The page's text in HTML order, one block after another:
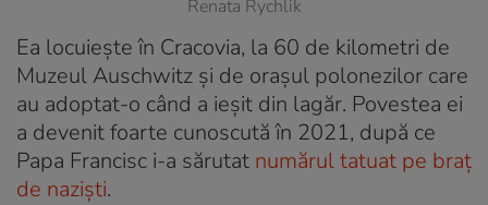
Renata Rychlik
Ea locuiește în Cracovia, la 60 de kilometri de
Muzeul Auschwitz și de orașul polonezilor care
au adoptat-o când a ieșit din lagăr. Povestea ei
a devenit foarte cunoscută în 2021, după ce
Papa Francisc i-a sărutat numărul tatuat pe braț
de naziști.